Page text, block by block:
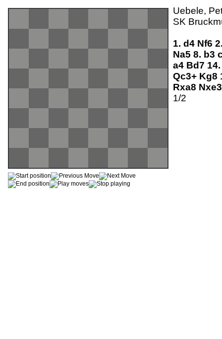
Uebele,
SK
1. d4 Nf6
Na5 8. b3
a4 Bd7
Qc3+ Kg8
Rxa8
1/2